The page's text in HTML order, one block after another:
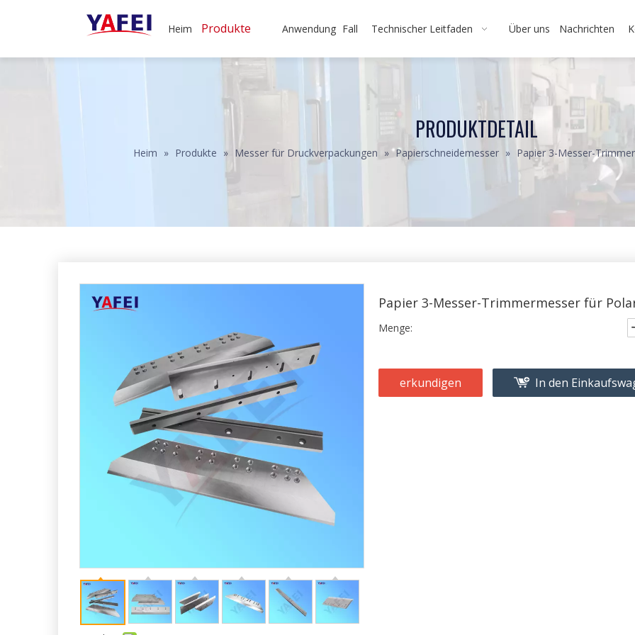
Heim Produkte Anwendung Fall Technischer Leitfaden Über uns Nachrichten
PRODUKTDETAIL
Heim » Produkte » Messer für Druckverpackungen » Papierschneidemesser » Papier 3-Messer-
Papier 3-Messer-Trimmermesser für
Menge:
erkundigen In den